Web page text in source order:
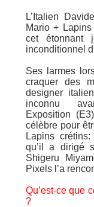
L’Italien
Mario +
cet étonnant
inconditionnel
Ses larmes
craquer des
designer
inconnu
Exposition
célèbre pour
Lapins
qu’il a dirigé
Shigeru
Pixels l’a
Qu’est-ce que
?